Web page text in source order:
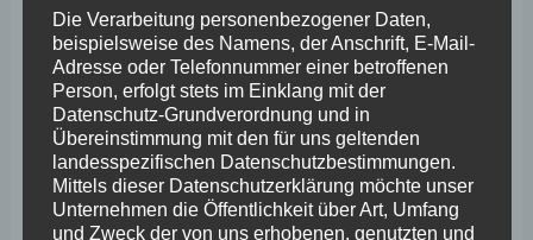
Fonds-Lösung, aus der neben der regulären Verteilung
der Mittel große und insbesondere überörtlich
bedeutsame Einzelprojekte finanziell unterstützt werden.
Hier ist die SPD gefordert, sich auf Landesebene
einzusetzen. Ich hoffe, dass Ministerpräsident Alexander
Schweitzer und Finanz- und Bauministerin Doris Ahnen
die Notwendigkeit für eine derartige Fonds-Lösung
Die Verarbeitung personenbezogener Daten,
beispielsweise des Namens, der Anschrift, E-Mail-
Adresse oder Telefonnummer einer betroffenen
Person, erfolgt stets im Einklang mit der
Datenschutz-Grundverordnung und in
Übereinstimmung mit den für uns geltenden
landesspezifischen Datenschutzbestimmungen.
Mittels dieser Datenschutzerklärung möchte unser
Unternehmen die Öffentlichkeit über Art, Umfang
und Zweck der von uns erhobenen, genutzten und